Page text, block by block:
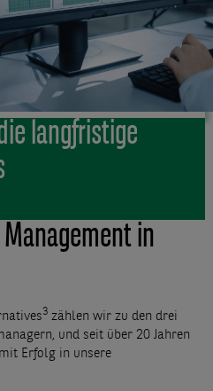
langfristige
in
3 zählen wir zu den drei
und seit über 20 Jahren
Erfolg in unsere